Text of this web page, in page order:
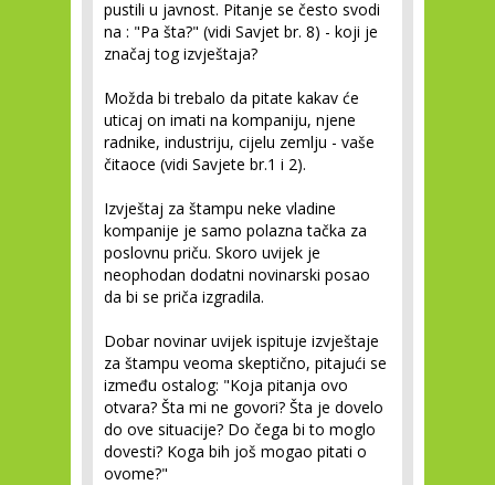
pustili u javnost. Pitanje se često svodi
na : "Pa šta?" (vidi Savjet br. 8) - koji je
značaj tog izvještaja?
Možda bi trebalo da pitate kakav će
uticaj on imati na kompaniju, njene
radnike, industriju, cijelu zemlju - vaše
čitaoce (vidi Savjete br.1 i 2).
Izvještaj za štampu neke vladine
kompanije je samo polazna tačka za
poslovnu priču. Skoro uvijek je
neophodan dodatni novinarski posao
da bi se priča izgradila.
Dobar novinar uvijek ispituje izvještaje
za štampu veoma skeptično, pitajući se
između ostalog: "Koja pitanja ovo
otvara? Šta mi ne govori? Šta je dovelo
do ove situacije? Do čega bi to moglo
dovesti? Koga bih još mogao pitati o
ovome?"